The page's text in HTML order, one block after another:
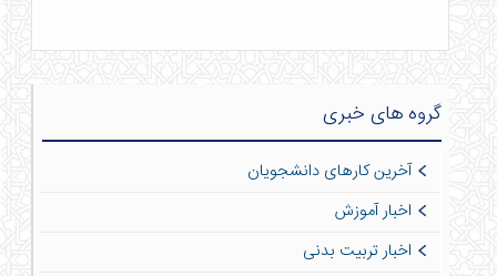
گروه های خبری
آخرین کارهای دانشجویان
اخبار آموزش
اخبار تربیت بدنی